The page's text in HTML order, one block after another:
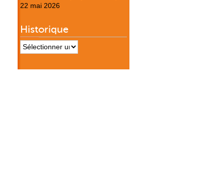
22 mai 2026
Historique
Historique